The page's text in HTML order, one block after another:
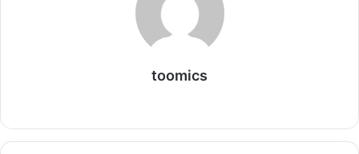
toomics
b